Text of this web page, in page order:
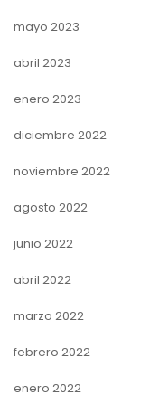
mayo 2023
abril 2023
enero 2023
diciembre 2022
noviembre 2022
agosto 2022
junio 2022
abril 2022
marzo 2022
febrero 2022
enero 2022